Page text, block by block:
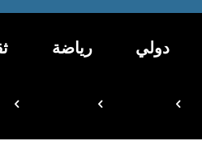
دولي رياضة